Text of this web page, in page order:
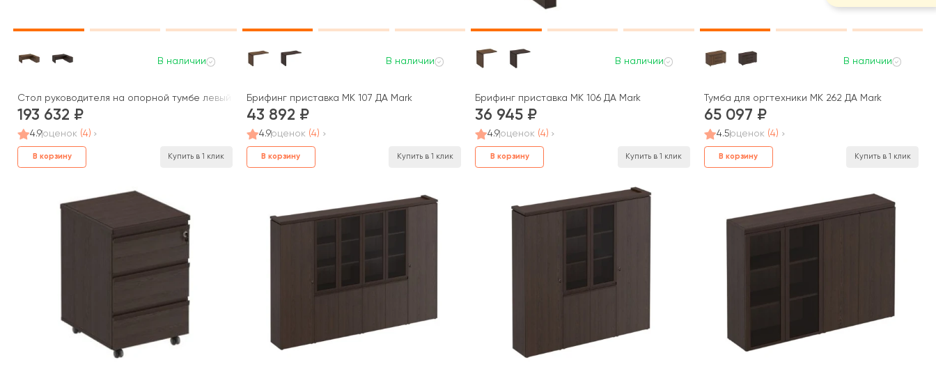
В наличии
Стол руководителя на опорной тумбе левый правый МК 136 ДА Mark
193 632
4.9оценок (4)
В корзину Купить в 1 клик
В наличии
Брифинг приставка МК 107 ДА Mark
43 892
4.9оценок (4)
В корзину Купить в 1 клик
В наличии
Брифинг приставка МК 106 ДА Mark
36 945
4.9оценок (4)
В корзину Купить в 1 клик
В наличии
Тумба для оргтехники МК 262 ДА Mark
65 097
4.5оценок (4)
В корзину Купить в 1 клик